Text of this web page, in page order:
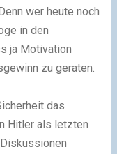
wer heute noch
in den
ja Motivation
zu geraten.
das
Hitler als letzten